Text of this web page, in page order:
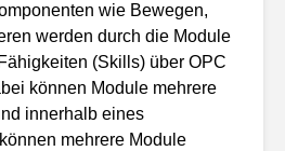
wie Bewegen,
werden durch die Module
(Skills) über OPC
können Module mehrere
innerhalb eines
mehrere Module